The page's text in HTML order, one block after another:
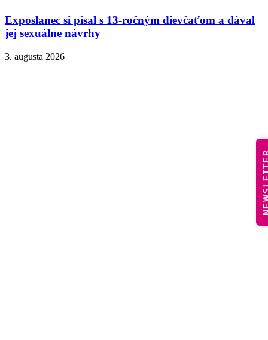
Exposlanec si písal s 13-ročným dievčaťom a dával
jej sexuálne návrhy
3. augusta 2026